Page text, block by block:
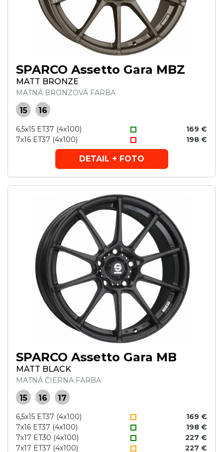
SPARCO Assetto Gara MBZ
MATT BRONZE
MATNÁ BRONZOVÁ FARBA
15 16
6,5x15 ET37 (4x100)
169 €
7x16 ET37 (4x100)
198 €
DETAIL + FOTO
SPARCO Assetto Gara MB
MATT BLACK
MATNÁ ČIERNA FARBA
15 16 17
6,5x15 ET37 (4x100)
169 €
7x16 ET37 (4x100)
198 €
7x17 ET30 (4x100)
227 €
7x17 ET37 (4x100)
227 €